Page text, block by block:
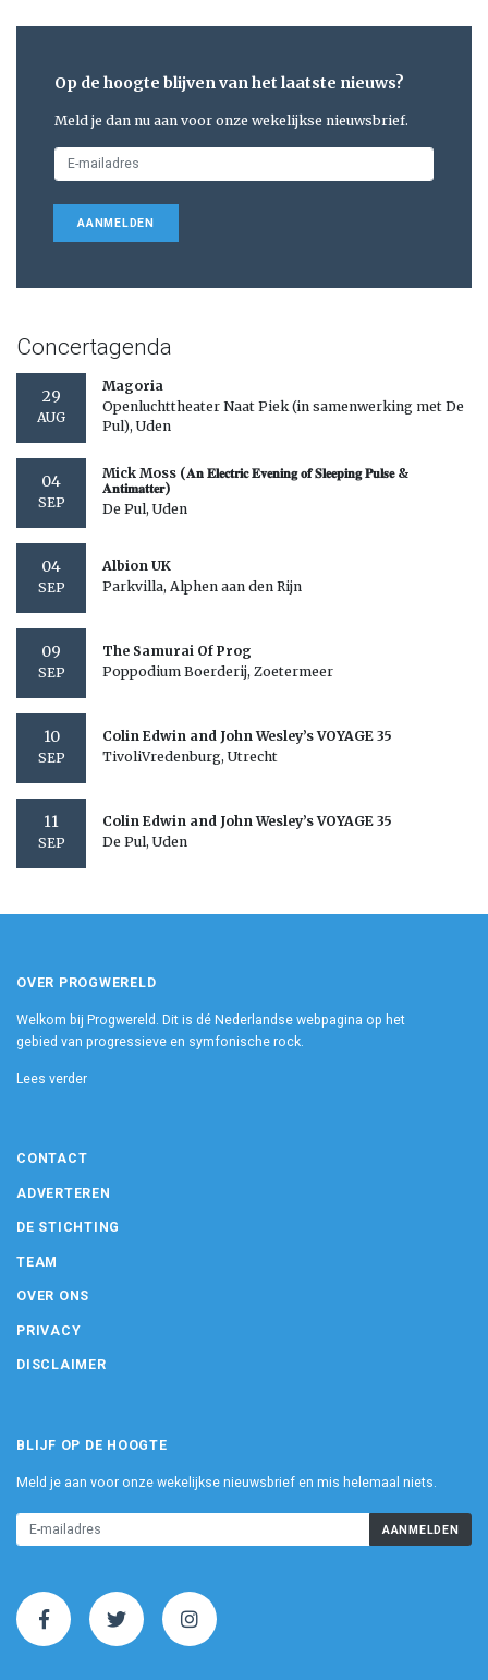
Op de hoogte blijven van het laatste nieuws?
Meld je dan nu aan voor onze wekelijkse nieuwsbrief.
AANMELDEN
Concertagenda
29
AUG
Magoria
Openluchttheater Naat Piek (in samenwerking met De
Pul), Uden
04
SEP
Mick Moss (𝐀𝐧 𝐄𝐥𝐞𝐜𝐭𝐫𝐢𝐜 𝐄𝐯𝐞𝐧𝐢𝐧𝐠 𝐨𝐟 𝐒𝐥𝐞𝐞𝐩𝐢𝐧𝐠 𝐏𝐮𝐥𝐬𝐞 &
𝐀𝐧𝐭𝐢𝐦𝐚𝐭𝐭𝐞𝐫)
De Pul, Uden
04
SEP
Albion UK
Parkvilla, Alphen aan den Rijn
09
SEP
The Samurai Of Prog
Poppodium Boerderij, Zoetermeer
10
SEP
Colin Edwin and John Wesley’s VOYAGE 35
TivoliVredenburg, Utrecht
11
SEP
Colin Edwin and John Wesley’s VOYAGE 35
De Pul, Uden
OVER PROGWERELD
Welkom bij Progwereld. Dit is dé Nederlandse webpagina op het
gebied van progressieve en symfonische rock.
Lees verder
CONTACT
ADVERTEREN
DE STICHTING
TEAM
OVER ONS
PRIVACY
DISCLAIMER
BLIJF OP DE HOOGTE
Meld je aan voor onze wekelijkse nieuwsbrief en mis helemaal niets.
AANMELDEN